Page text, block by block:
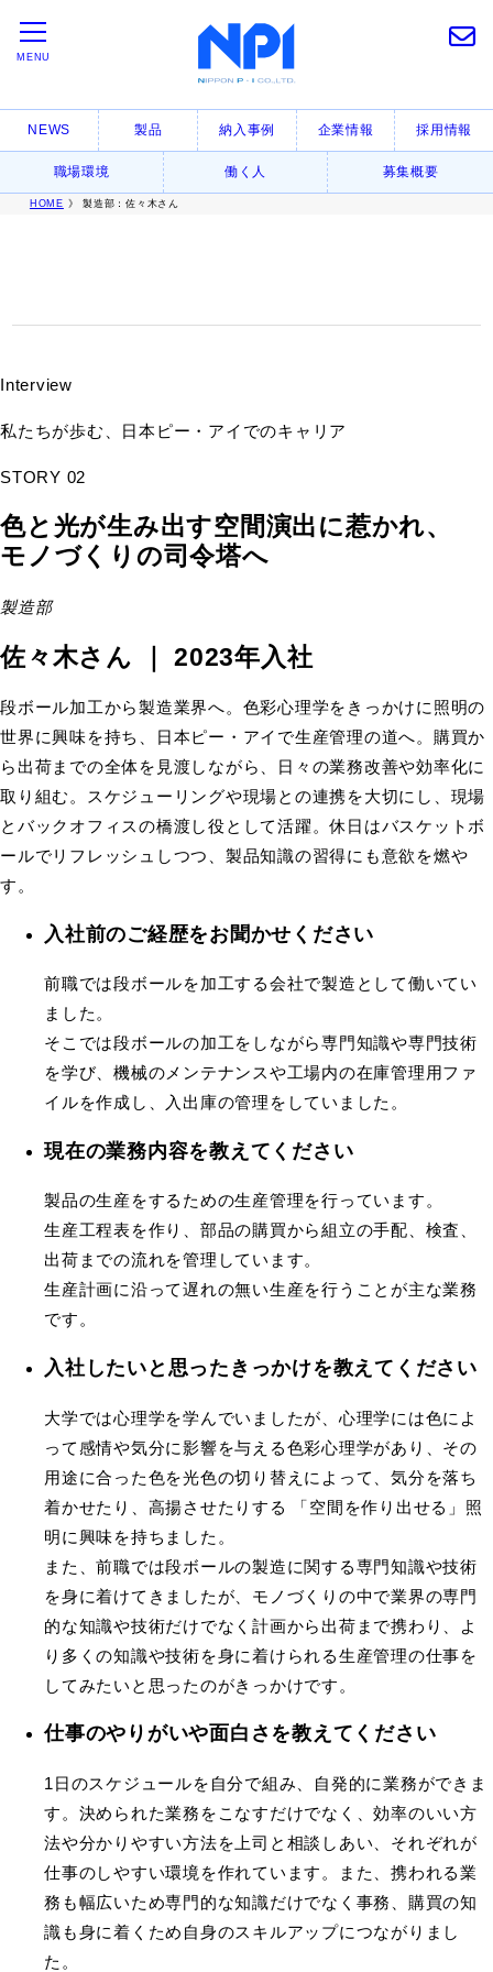
MENU
NEWS 製品 納入事例 企業情報 採用情報
職場環境 働く人 募集概要
HOME 》 製造部：佐々木さん
Interview
私たちが歩む、日本ピー・アイでのキャリア
STORY 02
色と光が生み出す空間演出に惹かれ、
モノづくりの司令塔へ
製造部
佐々木さん ｜ 2023年入社
段ボール加工から製造業界へ。色彩心理学をきっかけに照明の
世界に興味を持ち、日本ピー・アイで生産管理の道へ。購買か
ら出荷までの全体を見渡しながら、日々の業務改善や効率化に
取り組む。スケジューリングや現場との連携を大切にし、現場
とバックオフィスの橋渡し役として活躍。休日はバスケットボ
ールでリフレッシュしつつ、製品知識の習得にも意欲を燃や
す。
入社前のご経歴をお聞かせください
前職では段ボールを加工する会社で製造として働いてい
ました。
そこでは段ボールの加工をしながら専門知識や専門技術
を学び、機械のメンテナンスや工場内の在庫管理用ファ
イルを作成し、入出庫の管理をしていました。
現在の業務内容を教えてください
製品の生産をするための生産管理を行っています。
生産工程表を作り、部品の購買から組立の手配、検査、
出荷までの流れを管理しています。
生産計画に沿って遅れの無い生産を行うことが主な業務
です。
入社したいと思ったきっかけを教えてください
大学では心理学を学んでいましたが、心理学には色によ
って感情や気分に影響を与える色彩心理学があり、その
用途に合った色を光色の切り替えによって、気分を落ち
着かせたり、高揚させたりする 「空間を作り出せる」照
明に興味を持ちました。
また、前職では段ボールの製造に関する専門知識や技術
を身に着けてきましたが、モノづくりの中で業界の専門
的な知識や技術だけでなく計画から出荷まで携わり、よ
り多くの知識や技術を身に着けられる生産管理の仕事を
してみたいと思ったのがきっかけです。
仕事のやりがいや面白さを教えてください
1日のスケジュールを自分で組み、自発的に業務ができま
す。決められた業務をこなすだけでなく、効率のいい方
法や分かりやすい方法を上司と相談しあい、それぞれが
仕事のしやすい環境を作れています。また、携われる業
務も幅広いため専門的な知識だけでなく事務、購買の知
識も身に着くため自身のスキルアップにつながりまし
た。